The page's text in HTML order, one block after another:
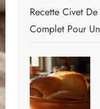
Recette Civet
Complet Pour